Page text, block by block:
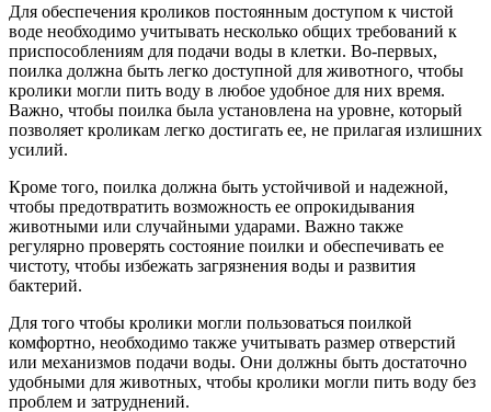
Для обеспечения кроликов постоянным доступом к чистой
воде необходимо учитывать несколько общих требований к
приспособлениям для подачи воды в клетки. Во-первых,
поилка должна быть легко доступной для животного, чтобы
кролики могли пить воду в любое удобное для них время.
Важно, чтобы поилка была установлена на уровне, который
позволяет кроликам легко достигать ее, не прилагая излишних
усилий.
Кроме того, поилка должна быть устойчивой и надежной,
чтобы предотвратить возможность ее опрокидывания
животными или случайными ударами. Важно также
регулярно проверять состояние поилки и обеспечивать ее
чистоту, чтобы избежать загрязнения воды и развития
бактерий.
Для того чтобы кролики могли пользоваться поилкой
комфортно, необходимо также учитывать размер отверстий
или механизмов подачи воды. Они должны быть достаточно
удобными для животных, чтобы кролики могли пить воду без
проблем и затруднений.